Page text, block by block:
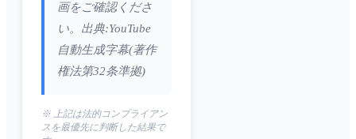
画をご確認くださ
い。出典:YouTube
自動生成字幕(著作
権法第32条準拠)
※ 上記は法的コンプライアン
スを最優先に判断した結果で